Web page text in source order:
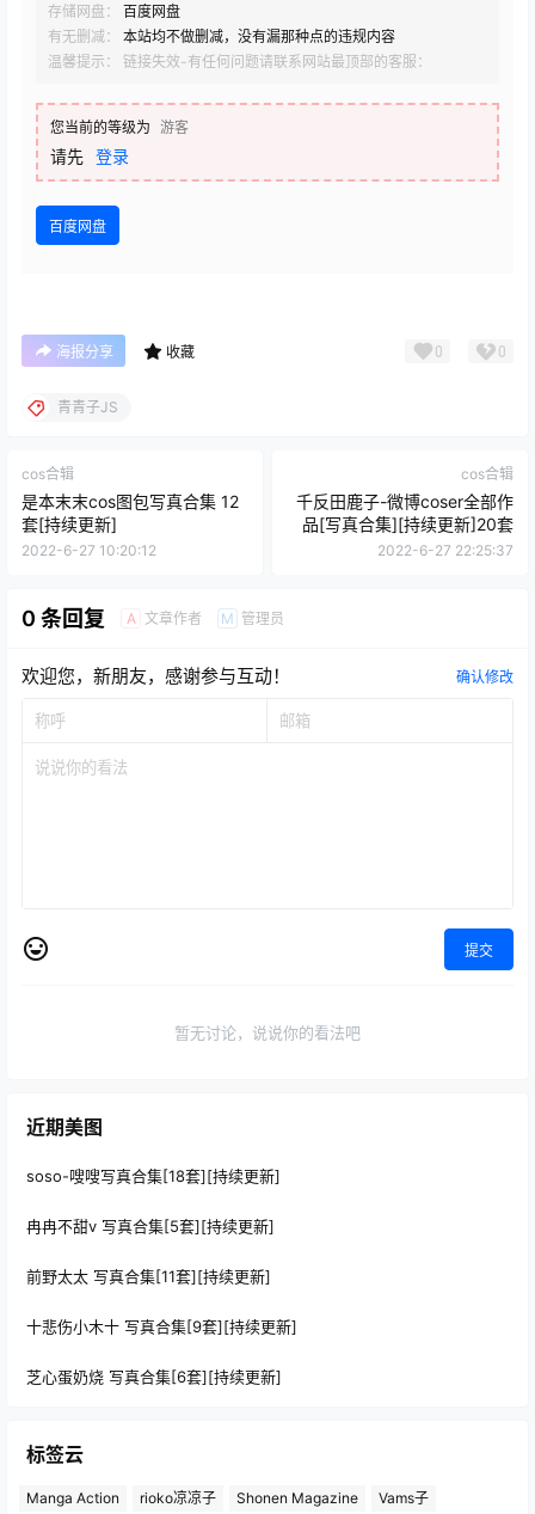
存储网盘：
百度网盘
有无删减：
本站均不做删减，没有漏那种点的违规内容
温馨提示： 链接失效-有任何问题请联系网站最顶部的客服：
您当前的等级为 游客
请先 登录
百度网盘
海报分享 收藏 0 0
青青子JS
cos合辑
是本末末cos图包写真合集 12
套[持续更新]
2022-6-27 10:20:12
cos合辑
千反田鹿子-微博coser全部作
品[写真合集][持续更新]20套
2022-6-27 22:25:37
0 条回复 A 文章作者 M 管理员
欢迎您，新朋友，感谢参与互动！ 确认修改
提交
暂无讨论，说说你的看法吧
近期美图
soso-嗖嗖写真合集[18套][持续更新]
冉冉不甜v 写真合集[5套][持续更新]
前野太太 写真合集[11套][持续更新]
十悲伤小木十 写真合集[9套][持续更新]
芝心蛋奶烧 写真合集[6套][持续更新]
标签云
Manga Action rioko凉凉子 Shonen Magazine Vams子